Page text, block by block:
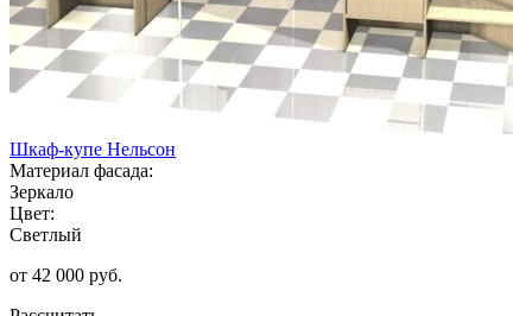
Шкаф-купе Нельсон
Материал фасада:
Зеркало
Цвет:
Светлый
от 42 000 руб.